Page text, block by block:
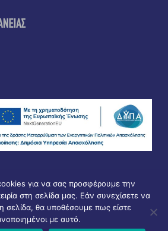
Rights Reserved. D & D by
για να σας προσφέρουμε την
στη σελίδα μας. Εάν συνεχίσετε να
σελίδα, θα υποθέσουμε πως είστε
με αυτό.